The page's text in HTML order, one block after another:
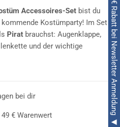
◀ 5€ Rabatt bei Newsletter Anmeldung ◀
Accessoires-Set bist du
Kostümparty! Im Set
Pirat brauchst: Augenklappe,
und der wichtige
bei dir
€ Warenwert